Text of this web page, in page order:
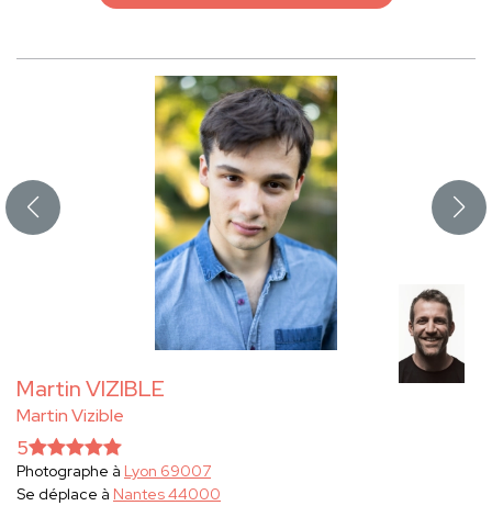
Martin VIZIBLE
Martin Vizible
5
Photographe à Lyon 69007
Se déplace à Nantes 44000